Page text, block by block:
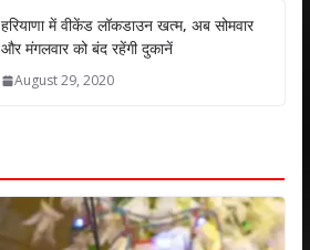
हरियाणा में वीकेंड लॉकडाउन खत्म, अब सोमवार
और मंगलवार को बंद रहेंगी दुकानें
August 29, 2020